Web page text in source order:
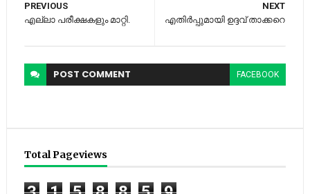
NEXT
എതിര്‍പ്പുമായി ഉദ്ദവ് താക്കറെ
PREVIOUS
എല്ലാ പരീക്ഷകളും മാറ്റി.
POST COMMENT FACEBOOK
Total Pageviews